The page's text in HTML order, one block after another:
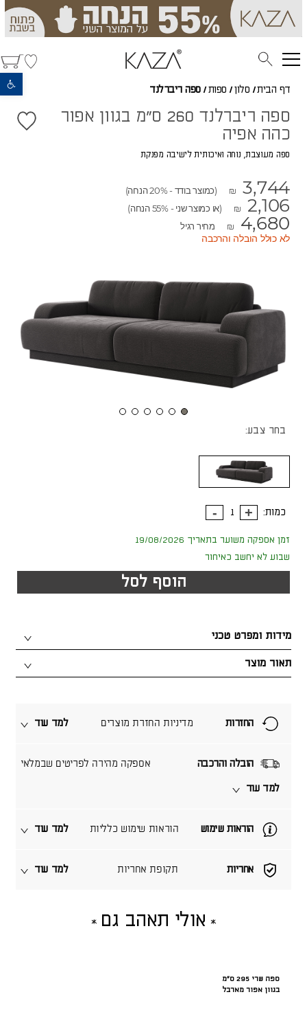
פתח סרגל נגישות
דף הבית/ סלון / ספות / ספה ריברלנד
ספה ריברלנד 260 ס"מ בגוון אפור
כהה אפיה
ספה מעוצבת, נוחה ואיכותית לישיבה מפנקת
₪ 3,744 (כמוצר בודד - 20% הנחה)
₪ 2,106 (או כמוצר שני - 55% הנחה)
₪ 4,680 מחיר רגיל
לא כולל הובלה והרכבה
בחר צבע:
כמות:
זמן אספקה משוער בתאריך 19/08/2026
שבוע לא יחשב כאיחור
הוסף לסל
תאור מוצר
מידות ומפרט טכני
אחריות תקופת אחריות למד עוד
הוראות שימוש הוראות שימוש כלליות למד עוד
הובלה והרכבה אספקה מהירה לפריטים שבמלאי
למד עוד
החזרות מדיניות החזרת מוצרים למד עוד
אולי תאהב גם
ספה שרי 295 ס"מ
בגוון אפור מארבל